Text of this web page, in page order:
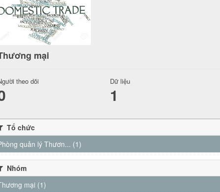
mại
theo dõi Dữ liệu
1
Tổ chức
quản lý Thươn... (1)
Nhóm
mại (1)